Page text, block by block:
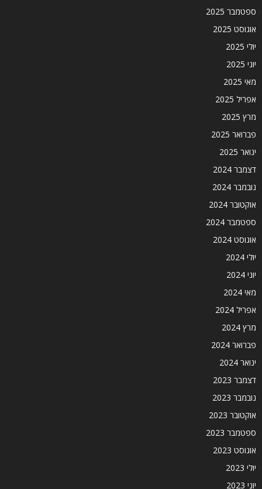
ספטמבר 2025
אוגוסט 2025
יולי 2025
יוני 2025
מאי 2025
אפריל 2025
מרץ 2025
פברואר 2025
ינואר 2025
דצמבר 2024
נובמבר 2024
אוקטובר 2024
ספטמבר 2024
אוגוסט 2024
יולי 2024
יוני 2024
מאי 2024
אפריל 2024
מרץ 2024
פברואר 2024
ינואר 2024
דצמבר 2023
נובמבר 2023
אוקטובר 2023
ספטמבר 2023
אוגוסט 2023
יולי 2023
יוני 2023